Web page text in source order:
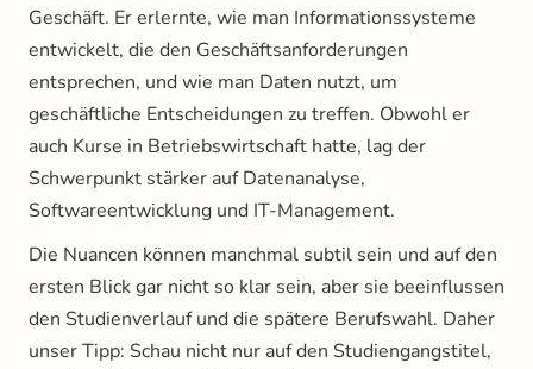
Geschäft. Er erlernte, wie man Informationssysteme
entwickelt, die den Geschäftsanforderungen
entsprechen, und wie man Daten nutzt, um
geschäftliche Entscheidungen zu treffen. Obwohl er
auch Kurse in Betriebswirtschaft hatte, lag der
Schwerpunkt stärker auf Datenanalyse,
Softwareentwicklung und IT-Management.
Die Nuancen können manchmal subtil sein und auf den
ersten Blick gar nicht so klar sein, aber sie beeinflussen
den Studienverlauf und die spätere Berufswahl. Daher
unser Tipp: Schau nicht nur auf den Studiengangstitel,